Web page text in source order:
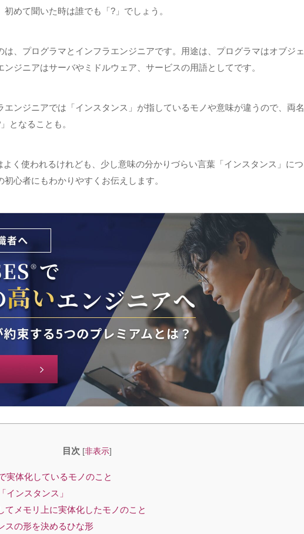
初めて聞いた時は誰でも「? 」でしょう。
は、プログラマとインフラエンジニアです。用途は、プログラマはオブジェ
ジニアはサーバやミドルウェア、サービスの用語としてです。
ンジニアでは「インスタンス」が指しているモノや意味が違うので、両名
」となることも。
よく使われるけれども、少し意味の分かりづらい言葉「インスタンス」につ
心者にもわかりやすくお伝えします。
目次 [非表示]
実体化しているモノのこと
インスタンス」
てメモリ上に実体化したモノのこと
スの形を決めるひな形